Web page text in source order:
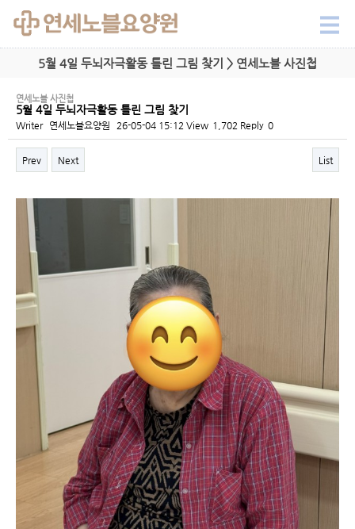
5월 4일 두뇌자극활동 틀린 그림 찾기 > 연세노블 사진첩
연세노블 사진첩
5월 4일 두뇌자극활동 틀린 그림 찾기
Writer 연세노블요양원 26-05-04 15:12 View 1,702 Reply 0
Prev Next List
Content